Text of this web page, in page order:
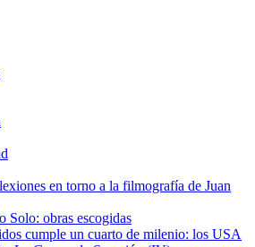
en torno a la filmografía de Juan
Solo: obras escogidas
cumple un cuarto de milenio: los USA